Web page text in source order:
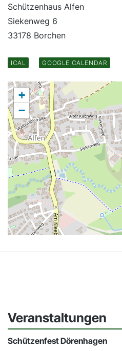
Schützenhaus Alfen
Siekenweg 6
33178 Borchen
ICAL GOOGLE CALENDAR
+
−
Veranstaltungen
Schützenfest Dörenhagen